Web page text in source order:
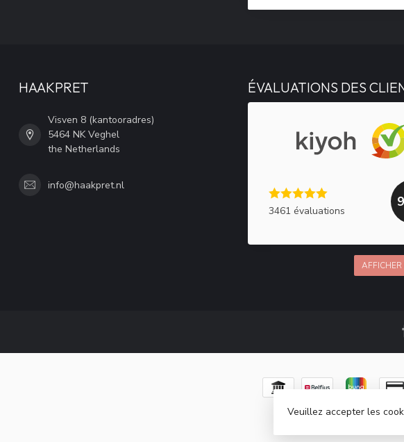
HAAKPRET
Visven 8 (kantooradres)
5464 NK Veghel
the Netherlands
info@haakpret.nl
ÉVALUATIONS DES
3461 évaluations
AFFICHER
Veuillez accepter les